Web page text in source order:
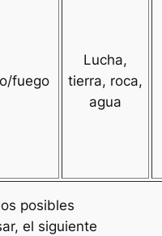
fuego
Lucha,
tierra, roca,
agua
posibles
el siguiente